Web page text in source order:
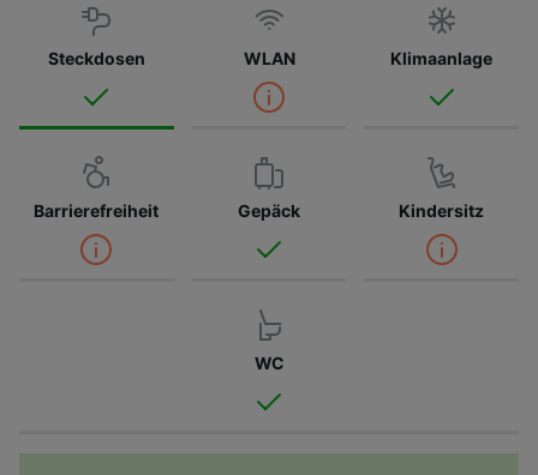
Steckdosen WLAN Klimaanlage
Barrierefreiheit Gepäck Kindersitz
WC